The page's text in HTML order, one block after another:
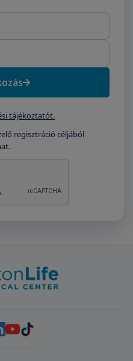
tájékoztatót.
regisztráció céljából